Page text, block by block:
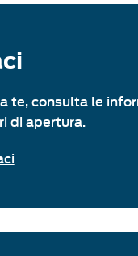
te, consulta le
di apertura.